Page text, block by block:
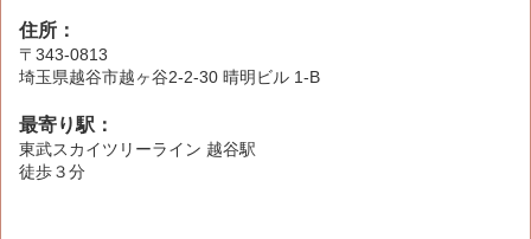
住所：
〒343-0813
埼玉県越谷市越ヶ谷2-2-30 晴明ビル 1-B
最寄り駅：
東武スカイツリーライン 越谷駅
徒歩３分